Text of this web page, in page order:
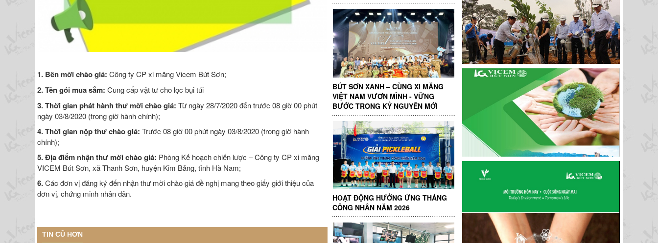
1. Bên mời chào giá: Công ty CP xi măng Vicem Bút Sơn;
2. Tên gói mua sắm: Cung cấp vật tư cho lọc bụi túi
3. Thời gian phát hành thư mời chào giá: Từ ngày 28/7/2020 đến trước 08 giờ 00 phút
ngày 03/8/2020 (trong giờ hành chính);
4. Thời gian nộp thư chào giá: Trước 08 giờ 00 phút ngày 03/8/2020 (trong giờ hành
chính);
5. Địa điểm nhận thư mời chào giá: Phòng Kế hoạch chiến lược – Công ty CP xi măng
VICEM Bút Sơn, xã Thanh Sơn, huyện Kim Bảng, tỉnh Hà Nam;
6.Các đơn vị đăng ký đến nhận thư mời chào giá đề nghị mang theo giấy giới thiệu của
đơn vị, chứng minh nhân dân.
TIN CŨ HƠN
BÚT SƠN XANH – CÙNG XI MĂNG
VIỆT NAM VƯƠN MÌNH - VỮNG
BƯỚC TRONG KỶ NGUYÊN MỚI
HOẠT ĐỘNG HƯỞNG ỨNG THÁNG
CÔNG NHÂN NĂM 2026